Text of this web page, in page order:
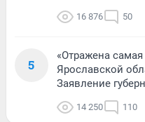
16 876 50
5
«Отражена
Ярославской
Заявление
14 250 110